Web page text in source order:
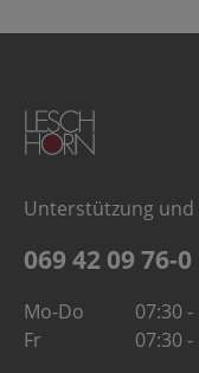
Unterstützung
069 42 09 76-0
Mo-Do
07:30
Fr
07:30